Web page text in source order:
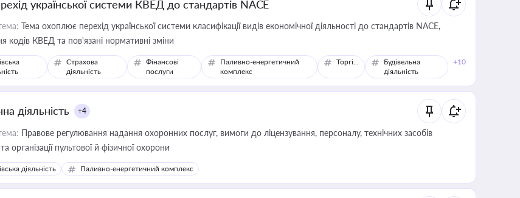
української системи КВЕД до стандартів NACE
Тема охоплює перехід української системи класифікації видів економічної діяльності до стандартів NACE,
кодів КВЕД та пов'язані нормативні зміни
Страхова
діяльність
Фінансові
послуги
Паливно-енергетичний
комплекс
Торгівля
Будівельна
діяльність
+10
діяльність +4
Правове регулювання надання охоронних послуг, вимоги до ліцензування, персоналу, технічних засобів
організації пультової й фізичної охорони
діяльність Паливно-енергетичний комплекс